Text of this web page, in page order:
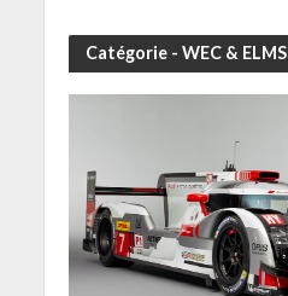
Catégorie - WEC & ELMS